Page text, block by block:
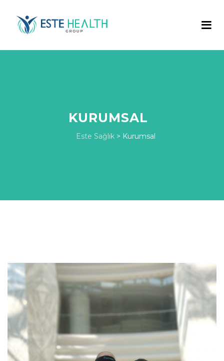
KURUMSAL
Este Sağlık > Kurumsal